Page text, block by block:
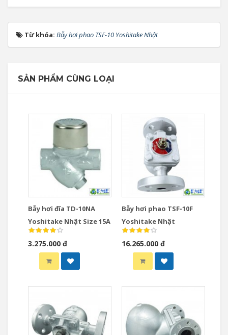
Từ khóa: Bẫy hơi phao TSF-10 Yoshitake Nhật
SẢN PHẨM CÙNG LOẠI
Bẫy hơi đĩa TD-10NA
Yoshitake Nhật Size 15A
3.275.000 đ
Bẫy hơi phao TSF-10F
Yoshitake Nhật
16.265.000 đ